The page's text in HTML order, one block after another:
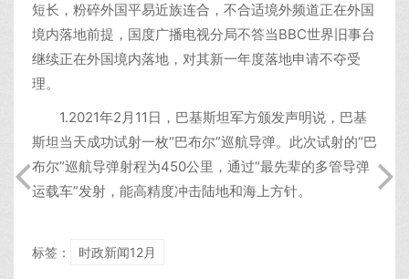
短长，粉碎外国平易近族连合，不合适境外频道正在外国
境内落地前提，国度广播电视分局不答当BBC世界旧事台
继续正在外国境内落地，对其新一年度落地申请不夺受
理。
1.2021年2月11日，巴基斯坦军方颁发声明说，巴基
斯坦当天成功试射一枚“巴布尔”巡航导弹。此次试射的“巴
布尔”巡航导弹射程为450公里，通过“最先辈的多管导弹
运载车”发射，能高精度冲击陆地和海上方针。
标签： 时政新闻12月